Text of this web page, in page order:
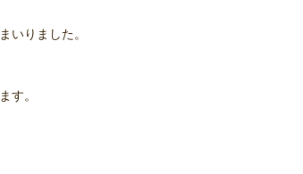
いりました。
す。